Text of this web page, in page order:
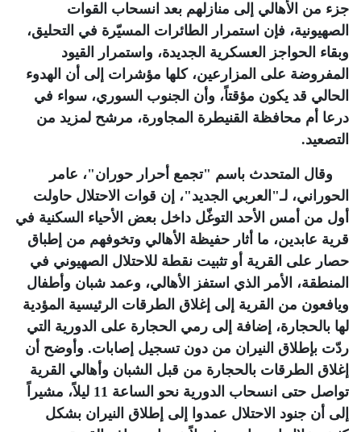
جزء من الأهالي إلى منازلهم بعد انسحاب القوات
الصهيونية، فإن استمرار الطائرات المسيّرة في التحليق،
وبقاء الحواجز العسكرية الجديدة، واستمرار القيود
المفروضة على المزارعين، كلها مؤشرات إلى أن الهدوء
الحالي قد يكون مؤقتاً، وأن الجنوب السوري، سواء في
درعا أم محافظة القنيطرة المجاورة، مرشح لمزيد من
التصعيد.
وقال المتحدث باسم "تجمع أحرار حوران"، عامر
الحوراني، لـ"العربي الجديد"، إن قوات الاحتلال حاولت
أول من أمس الأحد التوغّل داخل بعض الأحياء السكنية في
قرية عابدين، ما أثار حفيظة الأهالي وتخوفهم من إطباق
حصار على القرية أو تثبيت نقطة للاحتلال الصهيوني في
المنطقة، الأمر الذي استفز الأهالي، وعمد شبان وأطفال
ويافعون من القرية إلى إغلاق الطرقات الرئيسية المؤدية
لها بالحجارة، إضافة إلى رمي الحجارة على الدورية التي
ردّت بإطلاق النيران من دون تسجيل إصابات. وأوضح أن
إغلاق الطرقات بالحجارة من قبل الشبان وأهالي القرية
تواصل حتى انسحاب الدورية نحو الساعة 11 ليلاً، مشيراً
إلى أن جنود الاحتلال عمدوا إلى إطلاق النيران بشكل